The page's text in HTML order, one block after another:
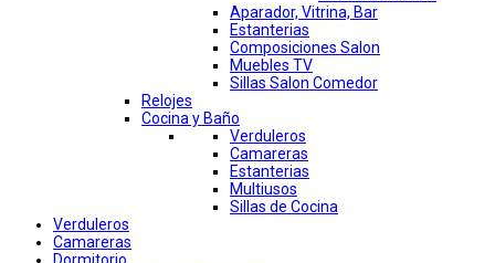
Aparador, Vitrina, Bar
Estanterias
Composiciones Salon
Muebles TV
Sillas Salon Comedor
Relojes
Cocina y Baño
Verduleros
Camareras
Estanterias
Multiusos
Sillas de Cocina
Verduleros
Camareras